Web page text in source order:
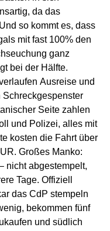
da das
so kommt es, dass
mit fast 100% den
ganz
bei der Hälfte.
aufen Ausreise und
Schreckgespenster
Seite zahlen
und Polizei, alles mit
kosten die Fahrt über
Großes Manko:
nicht abgestempelt,
Tage. Offiziell
das CdP stempeln
bekommen fünf
und südlich